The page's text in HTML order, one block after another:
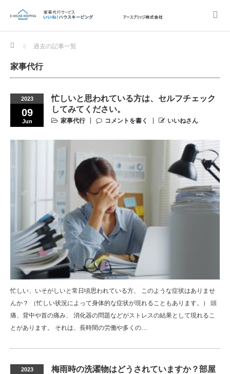
Home 過去の記事一覧
家事代行
2023
09
Jun
忙しいと思われている方は、セルフチェック
してみてください。
家事代行 コメントを書く いいねさん
忙しい、いそがしいと常日頃思われている方、 このような症状はありませ
んか？ （忙しい状況によって身体的な症状が現れることもあります。） 頭
痛、背中や首の痛み、 消化器の問題などがストレスの結果として現れるこ
とがあります。 それは、長時間の労働や多くの…
2023
梅雨時の洗濯物はどうされていますか？部屋